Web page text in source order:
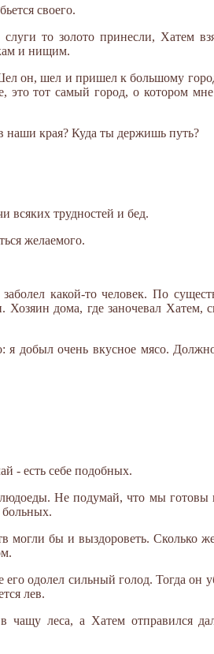
своего.
то золото принесли, Хатем
и нищим.
он, шел и пришел к большому
это тот самый город, о котором
наши края? Куда ты держишь путь?
всяких трудностей и бед.
желаемого.
какой-то человек. По
дома, где заночевал Хатем,
я добыл очень вкусное мясо.
- есть себе подобных.
Не подумай, что мы готовы
больных.
могли бы и выздороветь. Сколько
одолел сильный голод. Тогда он
лев.
чащу леса, а Хатем отправился